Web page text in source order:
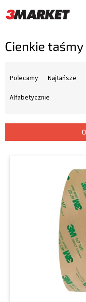
do
treści
Cienkie
n
Polecamy Najtańsze
Alfabetycznie